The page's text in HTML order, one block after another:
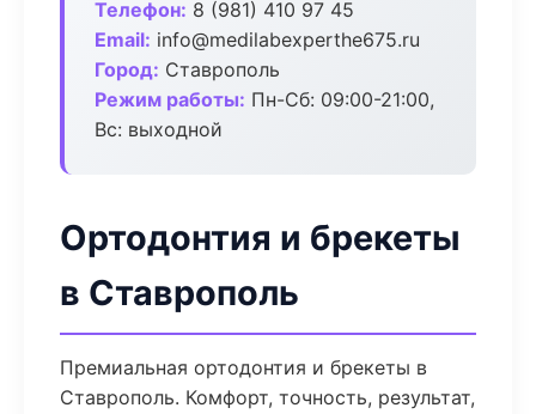
Телефон: 8 (981) 410 97 45
Email: info@medilabexperthe675.ru
Город: Ставрополь
Режим работы: Пн-Сб: 09:00-21:00,
Вс: выходной
Ортодонтия и брекеты
в Ставрополь
Премиальная ортодонтия и брекеты в
Ставрополь. Комфорт, точность, результат,